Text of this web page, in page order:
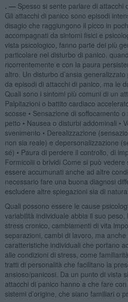
. — Spesso si sente parlare di attacchi
Gli attacchi di panico sono episodi
disagio che raggiungono il picco in
accompagnati da sintomi fisici e
vista psicologico, fanno parte dei più
particolare nel disturbo di panico,
ricorrentemente e con la paura
altro. Un disturbo d’ansia
da episodi di attacchi di panico, ma le
Quali sono i sintomi più comuni di un
Palpitazioni o battito cardiaco
scosse • Sensazione di soffocamento
petto • Nausea o disturbi addominali •
svenimento • Derealizzazione
non sia reale) e depersonalizzazione
sé) • Paura di perdere il controllo, di
Formicolii o brividi Come si può
essere accumunati anche ad altre
necessario fare una buona diagnosi
escludere altre spiegazioni sia di
Quali possono essere le cause
variabilità individuale abbia il suo
stress cronico, cambiamenti di vita
separazioni, cambi di lavoro, ma
caratteristiche individuali che portano
alle condizioni di stress, come
tratti di personalità che facilitano la
ansioso/panicosi. Da un punto di vista
attacchi di panico hanno a che fare
sistemi d’origine, che siano familiari o